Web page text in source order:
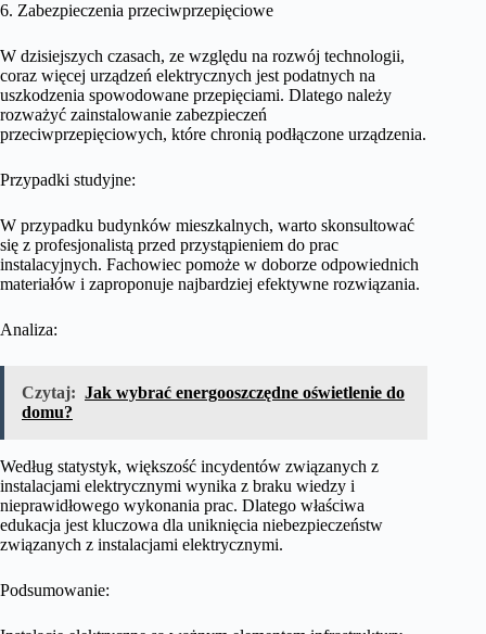
6. Zabezpieczenia przeciwprzepięciowe
W dzisiejszych czasach, ze względu na rozwój technologii,
coraz więcej urządzeń elektrycznych jest podatnych na
uszkodzenia spowodowane przepięciami. Dlatego należy
rozważyć zainstalowanie zabezpieczeń
przeciwprzepięciowych, które chronią podłączone urządzenia.
Przypadki studyjne:
W przypadku budynków mieszkalnych, warto skonsultować
się z profesjonalistą przed przystąpieniem do prac
instalacyjnych. Fachowiec pomoże w doborze odpowiednich
materiałów i zaproponuje najbardziej efektywne rozwiązania.
Analiza:
Czytaj: Jak wybrać energooszczędne oświetlenie do
domu?
Według statystyk, większość incydentów związanych z
instalacjami elektrycznymi wynika z braku wiedzy i
nieprawidłowego wykonania prac. Dlatego właściwa
edukacja jest kluczowa dla uniknięcia niebezpieczeństw
związanych z instalacjami elektrycznymi.
Podsumowanie: